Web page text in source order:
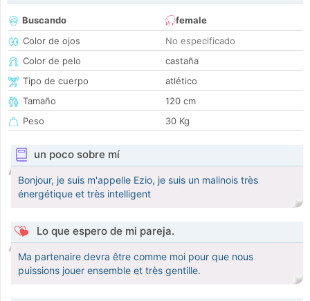
Buscando
female
Color de ojos
No especificado
Color de pelo
castaña
Tipo de cuerpo
atlético
Tamaño
120 cm
Peso
30 Kg
un poco sobre mí
Bonjour, je suis m'appelle Ezio, je suis un malinois très
énergétique et très intelligent
Lo que espero de mi pareja.
Ma partenaire devra être comme moi pour que nous
puissions jouer ensemble et très gentille.